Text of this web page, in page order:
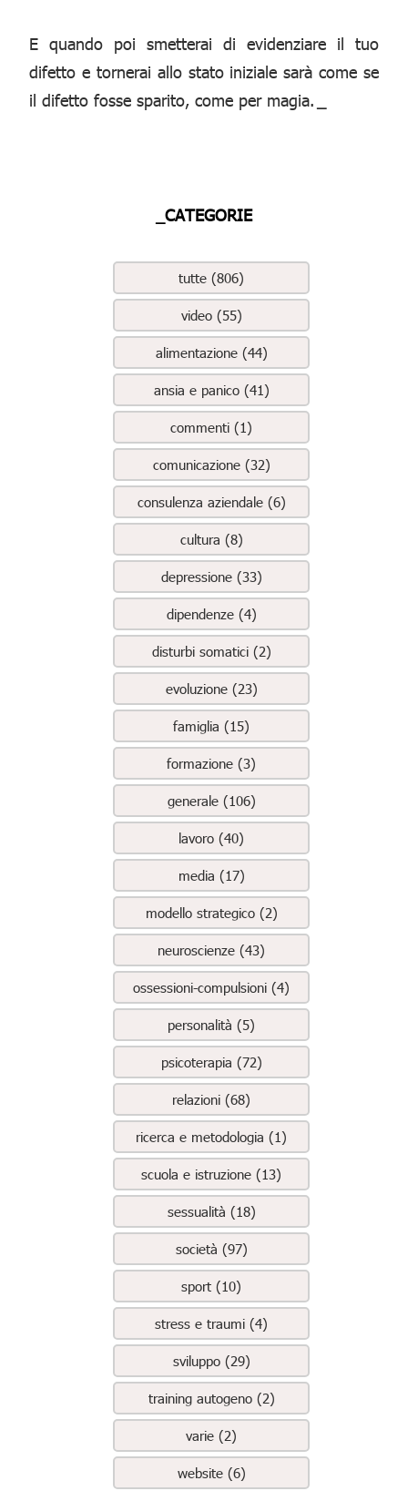
E quando poi smetterai di evidenziare il tuo
difetto e tornerai allo stato iniziale sarà come se
il difetto fosse sparito, come per magia.
_CATEGORIE
tutte (806)
video (55)
alimentazione (44)
ansia e panico (41)
commenti (1)
comunicazione (32)
consulenza aziendale (6)
cultura (8)
depressione (33)
dipendenze (4)
disturbi somatici (2)
evoluzione (23)
famiglia (15)
formazione (3)
generale (106)
lavoro (40)
media (17)
modello strategico (2)
neuroscienze (43)
ossessioni-compulsioni (4)
personalità (5)
psicoterapia (72)
relazioni (68)
ricerca e metodologia (1)
scuola e istruzione (13)
sessualità (18)
società (97)
sport (10)
stress e traumi (4)
sviluppo (29)
training autogeno (2)
varie (2)
website (6)